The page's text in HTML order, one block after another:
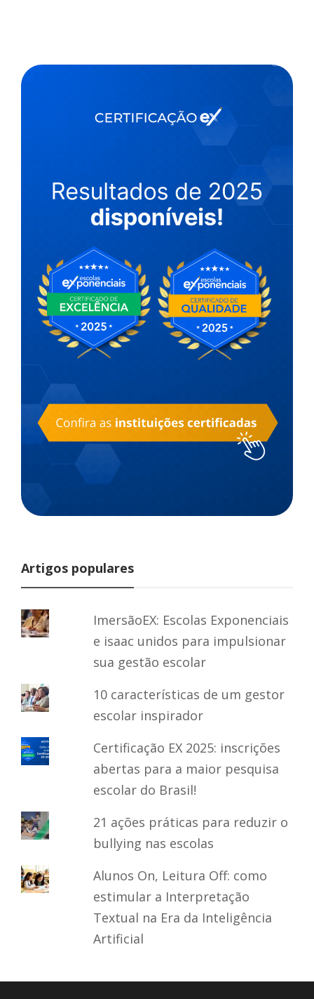
Artigos populares
ImersãoEX: Escolas Exponenciais
e isaac unidos para impulsionar
sua gestão escolar
10 características de um gestor
escolar inspirador
Certificação EX 2025: inscrições
abertas para a maior pesquisa
escolar do Brasil!
21 ações práticas para reduzir o
bullying nas escolas
Alunos On, Leitura Off: como
estimular a Interpretação
Textual na Era da Inteligência
Artificial